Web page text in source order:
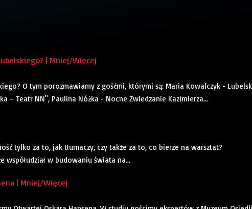
| Mniej/Więcej
O tym porozmawiamy z gośćmi, którymi są: Maria Kowalczyk -
– Teatr NN", Paulina Nóżka - Nocne Zwiedzanie Kazimierza...
tylko za to, jak tłumaczy, czy także za to, co bierze na warsztat?
współudział w budowaniu świata na...
| Mniej/Więcej